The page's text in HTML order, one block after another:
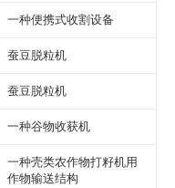
一种便携式收割设备
蚕豆脱粒机
蚕豆脱粒机
一种谷物收获机
一种壳类农作物打籽机用
作物输送结构